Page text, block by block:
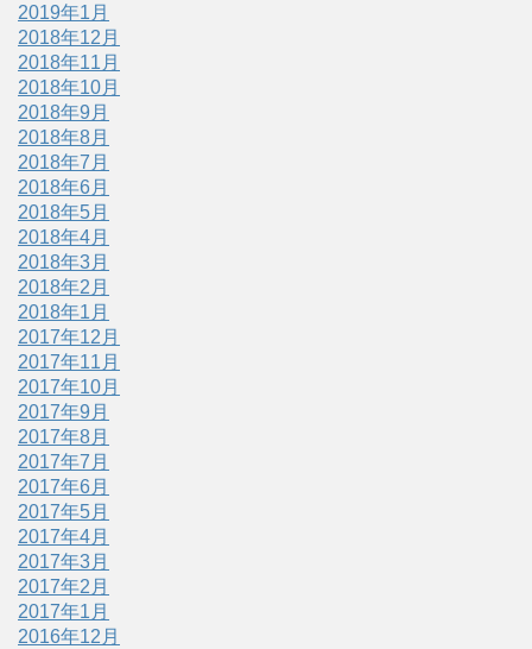
2019年1月
2018年12月
2018年11月
2018年10月
2018年9月
2018年8月
2018年7月
2018年6月
2018年5月
2018年4月
2018年3月
2018年2月
2018年1月
2017年12月
2017年11月
2017年10月
2017年9月
2017年8月
2017年7月
2017年6月
2017年5月
2017年4月
2017年3月
2017年2月
2017年1月
2016年12月